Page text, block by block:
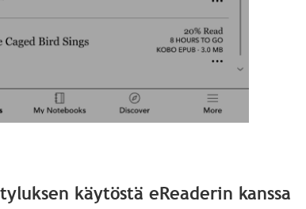
käytöstä eReaderin kanssa